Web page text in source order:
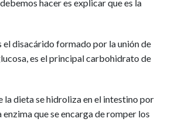
hacer es explicar que es la
el disacárido formado por la unión de
es el principal carbohidrato de
la dieta se hidroliza en el intestino por
enzima que se encarga de romper los